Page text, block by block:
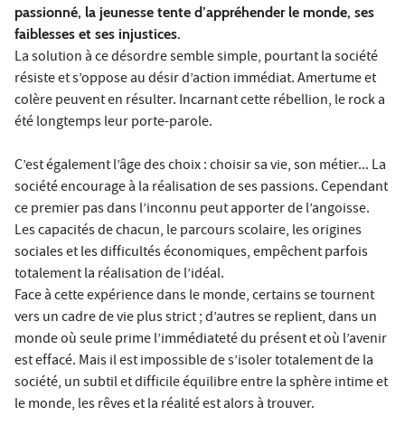
passionné, la jeunesse tente d’appréhender le monde, ses
faiblesses et ses injustices.
La solution à ce désordre semble simple, pourtant la société
résiste et s’oppose au désir d’action immédiat. Amertume et
colère peuvent en résulter. Incarnant cette rébellion, le rock a
été longtemps leur porte-parole.
C’est également l’âge des choix : choisir sa vie, son métier... La
société encourage à la réalisation de ses passions. Cependant
ce premier pas dans l’inconnu peut apporter de l’angoisse.
Les capacités de chacun, le parcours scolaire, les origines
sociales et les difficultés économiques, empêchent parfois
totalement la réalisation de l’idéal.
Face à cette expérience dans le monde, certains se tournent
vers un cadre de vie plus strict ; d’autres se replient, dans un
monde où seule prime l’immédiateté du présent et où l’avenir
est effacé. Mais il est impossible de s’isoler totalement de la
société, un subtil et difficile équilibre entre la sphère intime et
le monde, les rêves et la réalité est alors à trouver.